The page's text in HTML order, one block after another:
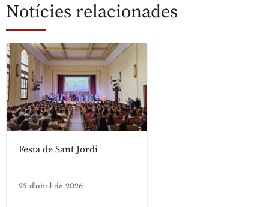
Notícies relacionades
Festa de Sant Jordi
25 d'abril de 2026